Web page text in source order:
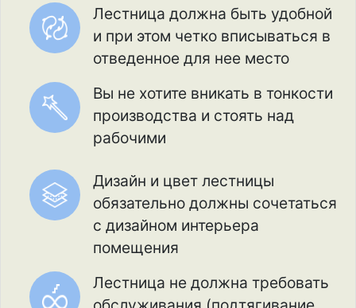
Лестница должна быть удобной
и при этом четко вписываться в
отведенное для нее место
Вы не хотите вникать в тонкости
производства и стоять над
рабочими
Дизайн и цвет лестницы
обязательно должны сочетаться
с дизайном интерьера
помещения
Лестница не должна требовать